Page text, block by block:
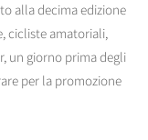
alla decima edizione
cicliste amatoriali,
un giorno prima degli
per la promozione